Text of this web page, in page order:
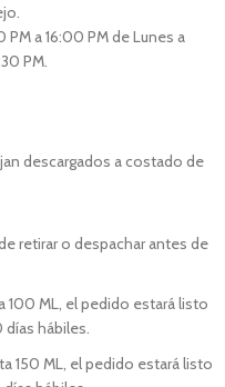
PM a 16:00 PM de Lunes a
PM.
descargados a costado de
retirar o despachar antes de
100 ML, el pedido estará listo
hábiles.
150 ML, el pedido estará listo